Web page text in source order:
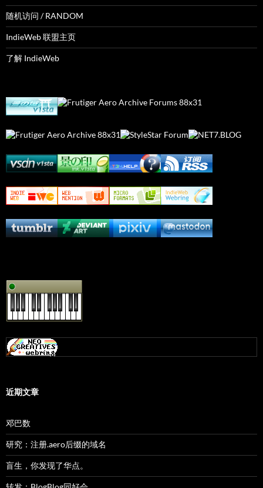
随机访问 / RANDOM
IndieWeb 联盟主页
了解 IndieWeb
近期文章
邓巴数
研究：注册.aero后缀的域名
盲生，你发现了华点。